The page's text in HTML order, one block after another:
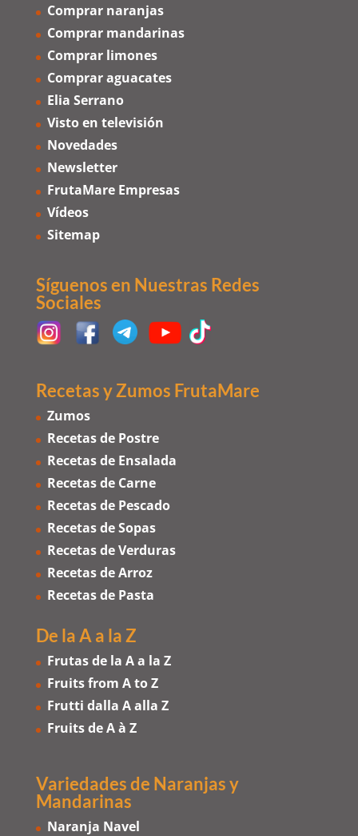
Comprar naranjas
Comprar mandarinas
Comprar limones
Comprar aguacates
Elia Serrano
Visto en televisión
Novedades
Newsletter
FrutaMare Empresas
Vídeos
Sitemap
Síguenos en Nuestras Redes
Sociales
Recetas y Zumos FrutaMare
Zumos
Recetas de Postre
Recetas de Ensalada
Recetas de Carne
Recetas de Pescado
Recetas de Sopas
Recetas de Verduras
Recetas de Arroz
Recetas de Pasta
De la A a la Z
Frutas de la A a la Z
Fruits from A to Z
Frutti dalla A alla Z
Fruits de A à Z
Variedades de Naranjasy
Mandarinas
Naranja Navel